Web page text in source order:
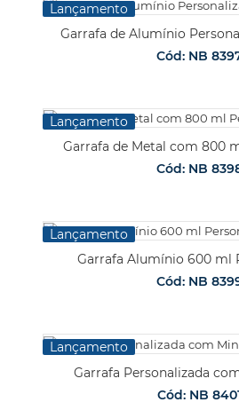
Lançamento
Garrafa de Alumínio
Cód: NB
Lançamento
Garrafa de Metal com 800
Cód: NB
Lançamento
Garrafa Alumínio 600 ml
Cód: NB
Lançamento
Garrafa Personalizada
Cód: NB